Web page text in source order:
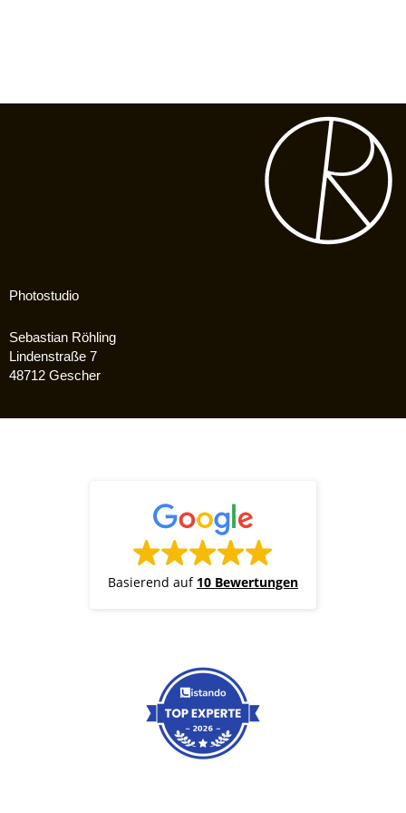
Photostudio
Sebastian Röhling
Lindenstraße 7
48712 Gescher
Basierend auf 10 Bewertungen